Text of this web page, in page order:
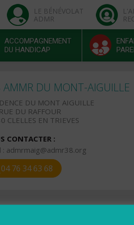
LE BÉNÉVOLAT
ADMR
ACCOMPAGNEMENT
DU HANDICAP
AMMR DU MONT-AIGUILLE
DU MONT AIGUILLE
DU RAFFOUR
CLELLES EN TRIEVES
CONTACTER :
: admrmaig@admr38.org
04 76 34 63 68